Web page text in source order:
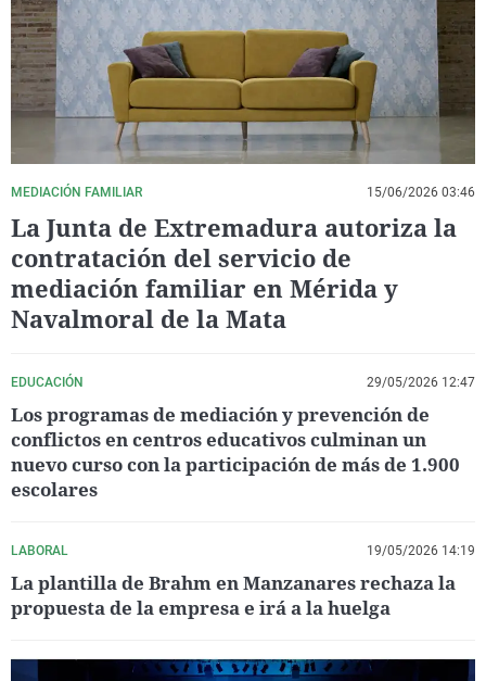
La rosa de los vientos
Gente viajera
Como el perro y el
Caso
Retornados
Equipo de
Operación Viuda
Extremadura
Galicia
La Rioja
Navarra
País Vasco
Virales
Televisión
Elecciones
MEDIACIÓN FAMILIAR 15/06/2026 03:46
La Junta de Extremadura autoriza la
contratación del servicio de
mediación familiar en Mérida y
Navalmoral de la Mata
EDUCACIÓN 29/05/2026 12:47
Los programas de mediación y prevención de
conflictos en centros educativos culminan un
nuevo curso con la participación de más de 1.900
escolares
LABORAL 19/05/2026 14:19
La plantilla de Brahm en Manzanares rechaza la
propuesta de la empresa e irá a la huelga